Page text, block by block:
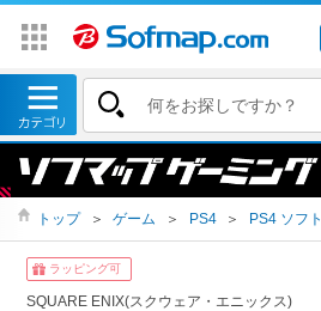
トップ ＞ ゲーム ＞ PS4 ＞ PS4 ソフト
ラッピング可
SQUARE ENIX(スクウェア・エニックス)